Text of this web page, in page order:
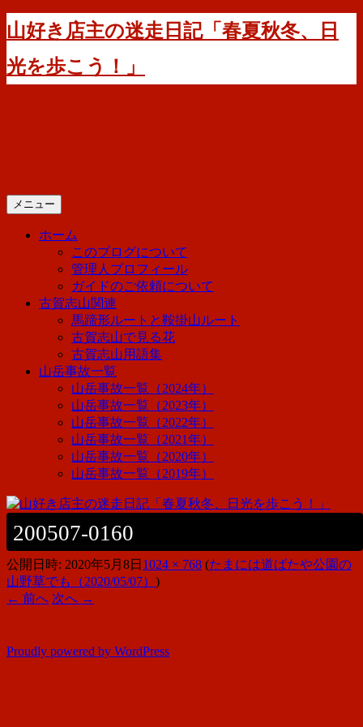
コ
ン
テ
ン
ツ
山好き店主の迷走日記「春夏秋冬、日
光を歩こう！」
メニュー
ホーム
このブログについて
管理人プロフィール
ガイドのご依頼について
古賀志山関連
馬蹄形ルートと鞍掛山ルート
古賀志山で見る花
古賀志山用語集
山岳事故一覧
山岳事故一覧（2024年）
山岳事故一覧（2023年）
山岳事故一覧（2022年）
山岳事故一覧（2021年）
山岳事故一覧（2020年）
山岳事故一覧（2019年）
200507-0160
公開日時: 2020年5月8日 1024 × 768 (たまには道ばたや公園の
山野草でも（2020/05/07） )
← 前へ 次へ →
Proudly powered by WordPress